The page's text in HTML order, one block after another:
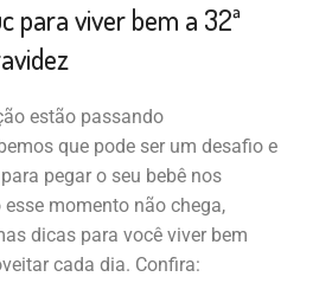
para viver bem a 32ª
estão passando
que pode ser um desafio e
pegar o seu bebê nos
momento não chega,
dicas para você viver bem
cada dia. Confira: